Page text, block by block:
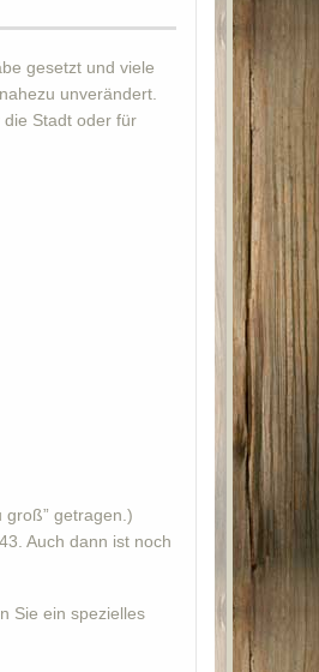
gesetzt und viele
unverändert.
Stadt oder für
getragen.)
Auch dann ist noch
Sie ein spezielles